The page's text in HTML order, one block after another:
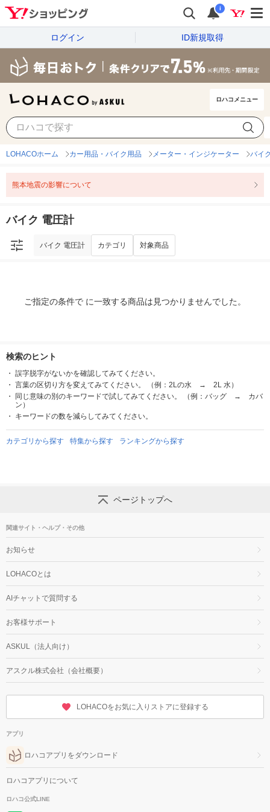
i
ログイン ID新規取得
ロハコメニュー
バイク 電圧計
LOHACOホーム カー用品・バイク用品 メーター・インジケーター バイ
熊本地震の影響について
バイク 電圧計
バイク 電圧計 カテゴリ 対象商品
ご指定の条件で に一致する商品は見つかりませんでした。
検索のヒント
誤字脱字がないかを確認してみてください。
言葉の区切り方を変えてみてください。 （例：2Lの水 → 2L 水）
同じ意味の別のキーワードで試してみてください。 （例：バッグ → カバ
ン）
キーワードの数を減らしてみてください。
カテゴリから探す 特集から探す ランキングから探す
ページトップへ
関連サイト・ヘルプ・その他
お知らせ
LOHACOとは
AIチャットで質問する
お客様サポート
ASKUL（法人向け）
アスクル株式会社（会社概要）
LOHACOをお気に入りストアに登録する
アプリ
ロハコアプリをダウンロード
ロハコアプリについて
ロハコ公式LINE